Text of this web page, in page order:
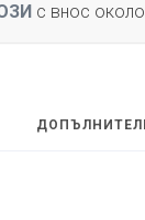
с внос